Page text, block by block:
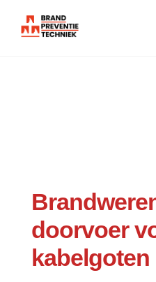
doorvoer